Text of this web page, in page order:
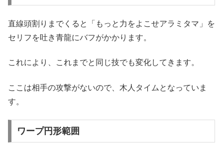
直線頭割りまでくると「もっと力をよこせアラミタマ」を
セリフを吐き青龍にバフがかかります。
これにより、これまでと同じ技でも変化してきます。
ここは相手の攻撃がないので、木人タイムとなっていま
す。
ワープ円形範囲